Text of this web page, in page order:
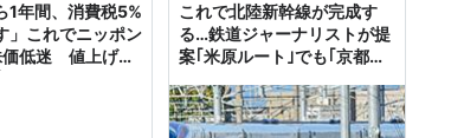
1年間、消費税5%
」これでニッポン
価低迷 値上げ地
これで北陸新幹線が完成す
る…鉄道ジャーナリストが提
案｢米原ルート｣でも｢京都ル
現状では関係者全員の要求を
満たす案は存在しない